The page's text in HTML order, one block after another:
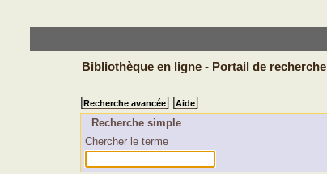
Bibliothèque en ligne - Portail de recherche
[Recherche avancée] [Aide]
Recherche simple
Chercher le terme